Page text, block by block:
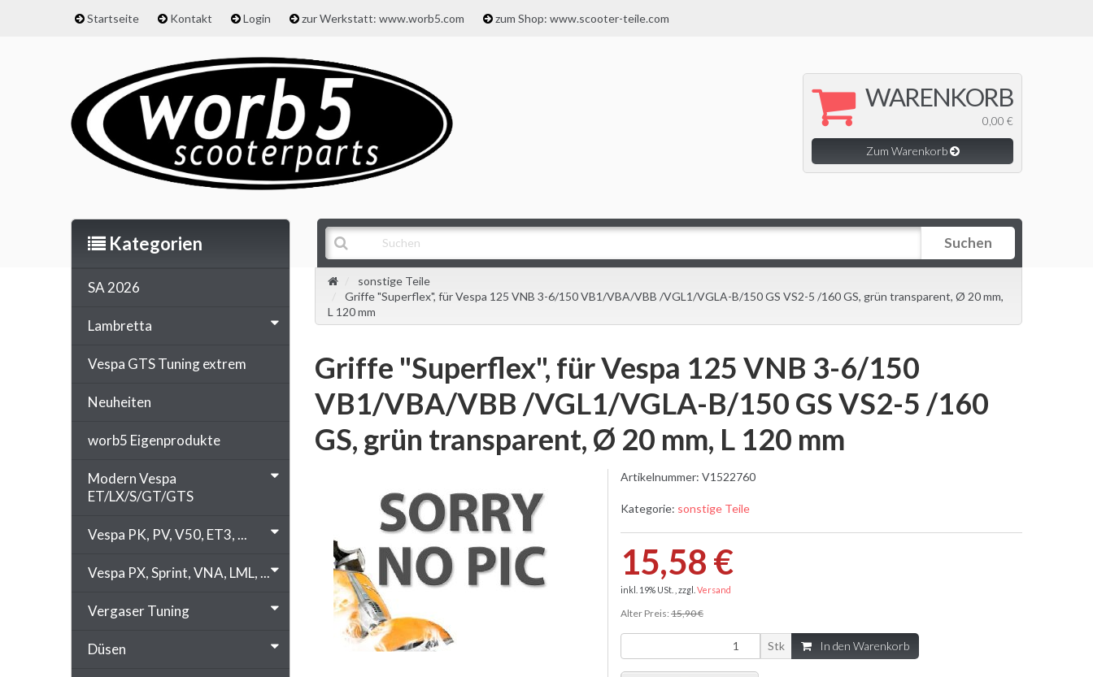
Startseite Kontakt Login zur Werkstatt: www.worb5.com zum Shop: www.scooter-teile.com
WARENKORB
0,00 €
Zum Warenkorb
Suchen
sonstige Teile
Griffe "Superflex", für Vespa 125 VNB 3-6/150 VB1/VBA/VBB /VGL1/VGLA-B/150 GS VS2-5 /160 GS, grün transparent, Ø 20 mm,
L 120 mm
Griffe "Superflex", für Vespa 125 VNB 3-6/150
VB1/VBA/VBB /VGL1/VGLA-B/150 GS VS2-5 /160
GS, grün transparent, Ø 20 mm, L 120 mm
Artikelnummer: V1522760
Kategorie: sonstige Teile
15,58 €
inkl. 19% USt. , zzgl. Versand
Alter Preis: 15,90 €
Stk In den Warenkorb
Kategorien
SA 2026
Lambretta
Vespa GTS Tuning extrem
Neuheiten
worb5 Eigenprodukte
Modern Vespa
ET/LX/S/GT/GTS
Vespa PK, PV, V50, ET3, ...
Vespa PX, Sprint, VNA, LML, ...
Vergaser Tuning
Düsen